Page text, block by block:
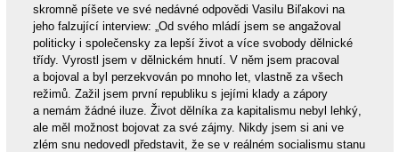
skromně píšete ve své nedávné odpovědi Vasilu Biľakovi na
jeho falzující interview: „Od svého mládí jsem se angažoval
politicky i společensky za lepší život a více svobody dělnické
třídy. Vyrostl jsem v dělnickém hnutí. V něm jsem pracoval
a bojoval a byl perzekvován po mnoho let, vlastně za všech
režimů. Zažil jsem první republiku s jejími klady a zápory
a nemám žádné iluze. Život dělníka za kapitalismu nebyl lehký,
ale měl možnost bojovat za své zájmy. Nikdy jsem si ani ve
zlém snu nedovedl představit, že se v reálném socialismu stanu